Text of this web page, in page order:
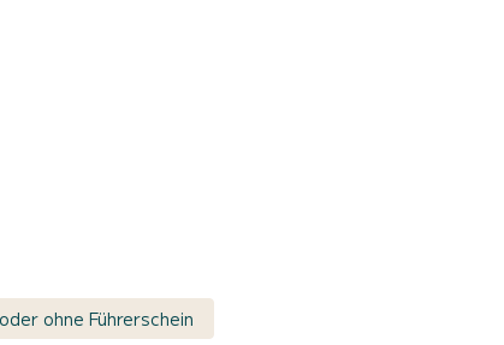
ohne Führerschein